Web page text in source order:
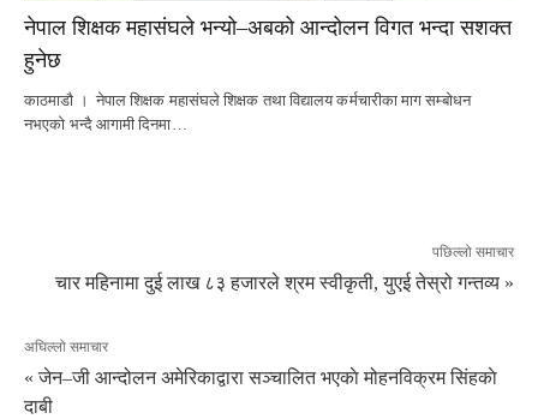
नेपाल शिक्षक महासंघले भन्यो–अबको आन्दोलन विगत भन्दा सशक्त
हुनेछ
काठमाडौ । नेपाल शिक्षक महासंघले शिक्षक तथा विद्यालय कर्मचारीका माग सम्बोधन
नभएको भन्दै आगामी दिनमा…
पछिल्लो समाचार
चार महिनामा दुई लाख ८३ हजारले श्रम स्वीकृती, युएई तेस्रो गन्तव्य »
अघिल्लो समाचार
« जेन–जी आन्दोलन अमेरिकाद्वारा सञ्चालित भएकाे मोहनविक्रम सिंहकाे
दाबी